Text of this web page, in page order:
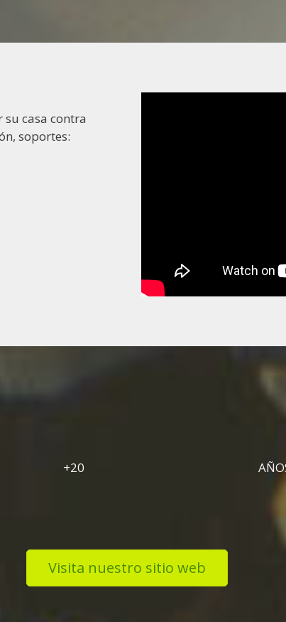
casa contra
soportes:
+20
Visita nuestro sitio web